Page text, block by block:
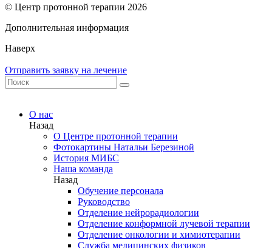
© Центр протонной терапии 2026
Дополнительная информация
Наверх
Отправить заявку на лечение
О нас
Назад
О Центре протонной терапии
Фотокартины Натальи Березиной
История МИБС
Наша команда
Назад
Обучение персонала
Руководство
Отделение нейрорадиологии
Отделение конформной лучевой терапии
Отделение онкологии и химиотерапии
Служба медицинских физиков